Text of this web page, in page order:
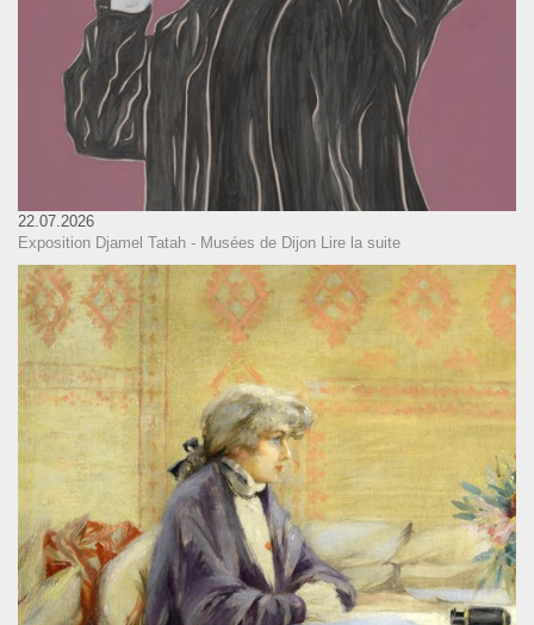
22.07.2026
Exposition Djamel Tatah - Musées de Dijon Lire la suite